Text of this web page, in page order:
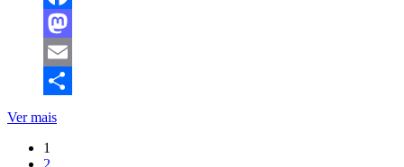
Facebook
Mastodon
Email
Share
Ver mais
1
2